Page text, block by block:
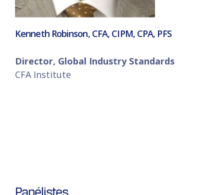
Kenneth Robinson, CFA, CIPM, CPA, PFS
Director, Global Industry Standards
CFA Institute
Panélistes